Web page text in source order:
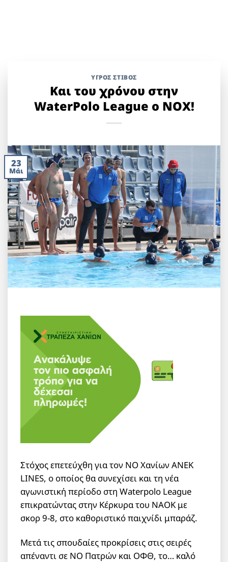
ΥΓΡΌΣ ΣΤΊΒΟΣ
Και του χρόνου στην
WaterPolo League o ΝΟΧ!
23
Μάι
Στόχος επετεύχθη για τον ΝΟ Χανίων ΑΝΕΚ
LINES, ο οποίος θα συνεχίσει και τη νέα
αγωνιστική περίοδο στη Waterpolo League
επικρατώντας στην Κέρκυρα του ΝΑΟΚ με
σκορ 9-8, στο καθοριστικό παιχνίδι μπαράζ.
Μετά τις σπουδαίες προκρίσεις στις σειρές
απέναντι σε ΝΟ Πατρών και ΟΦΘ, το… καλό